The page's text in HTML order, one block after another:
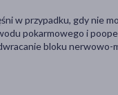
w przypadku, gdy nie
pokarmowego i
bloku nerwowo-